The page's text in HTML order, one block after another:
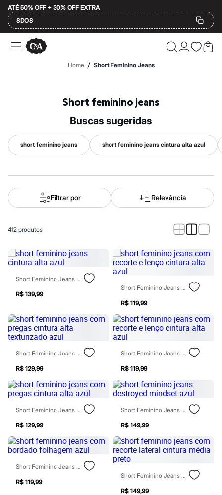
ATÉ 50% OFF + 30% OFF EXTRA
8DO8
Ofertas
Compre por Departamento
Até 60% off
A partir de 60% off
Feminino
Alfaiataria
Novidades
Roupas
Blusas e Camisetas
Casacos e Jaquetas
Macacões
Saias
Shorts e Bermudas
Vestidos
Bolsas
Bijoux
Cintos
Óculos
Relógios
Calçados
Botas
Chinelos
Sandálias
Sapatilhas
Marcas
City
Clock House
Mindset
Sawary
Yessica
Moda esportiva
Blusas
Home / Short Feminino Jeans
Short feminino jeans
buscas sugeridas
short feminino jeans short feminino jeans cintura alta azul
Filtrar por Relevância
412 produtos
Short Feminino Jeans Cintura Alta Azul
R$ 139,99
Short Feminino Jeans Com Recorte E Lenço Cintura Alta Azul
R$ 119,99
Short Feminino Jeans Com Pregas Cintura Alta Texturizado Azul
R$ 129,99
Short Feminino Jeans Com Recorte E Lenço Cintura Alta Azul
R$ 119,99
Short Feminino Jeans Com Pregas Cintura Alta Azul
R$ 129,99
Short Feminino Jeans Destroyed Mindset Azul
R$ 149,99
Short Feminino Jeans Com Bordado Folhagem Azul
R$ 119,99
Short Feminino Jeans Com Recorte Lateral Cintura Média Preto
R$ 149,99